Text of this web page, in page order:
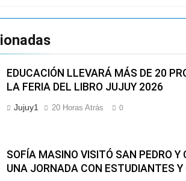
EDUCACIÓN LLEVARÁ MÁS DE 20
LA FERIA DEL LIBRO JUJUY 2026
Jujuy1 20 Horas Atrás 0
SOFÍA MASINO VISITÓ SAN PEDRO Y
UNA JORNADA CON ESTUDIANTES Y